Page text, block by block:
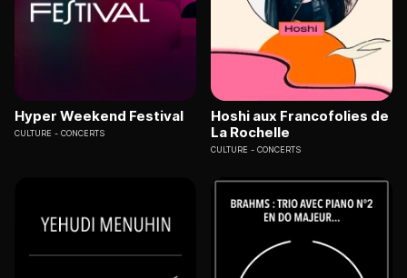
Hyper Weekend Festival
CULTURE CONCERTS
Hoshi aux Francofolies de
La Rochelle
CULTURE CONCERTS